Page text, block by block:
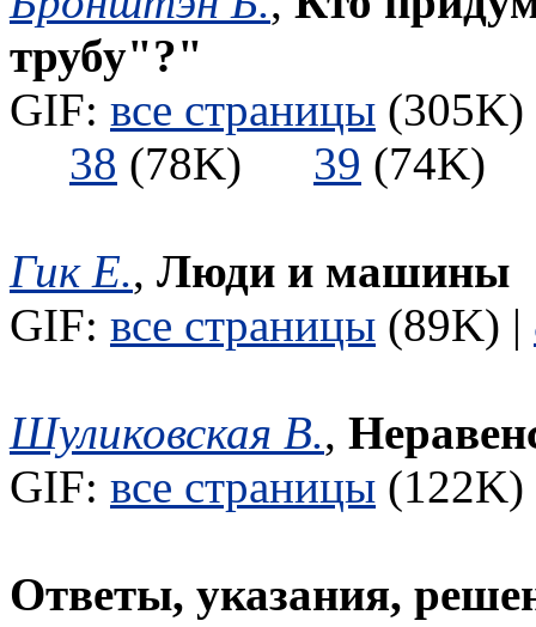
трубу"?"
GIF: все страницы
38 (78K) 39
Гик Е., Люди и машины
GIF: все страницы (89K) |
Шуликовская В.,
GIF: все страницы
Ответы, указания,